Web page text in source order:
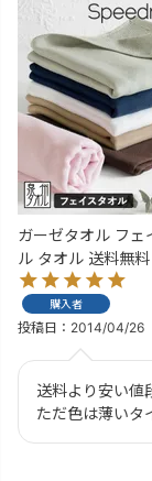
ガーゼタオル フェ
ル タオル 送料無
購入者
投稿日 2014/04/26
送料より安い値
ただ色は薄いタ